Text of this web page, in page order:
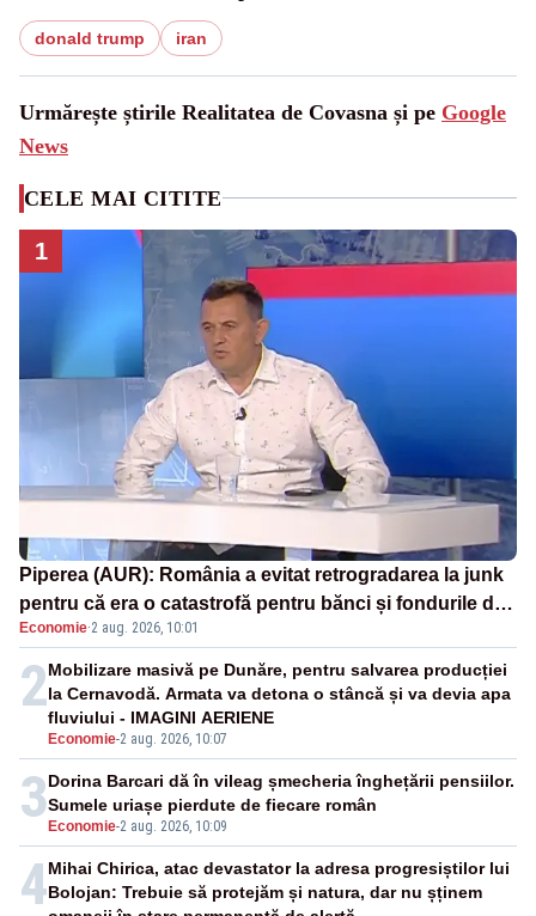
donald trump iran
Urmărește știrile Realitatea de Covasna și pe Google
News
CELE MAI CITITE
1
Piperea (AUR): România a evitat retrogradarea la junk
pentru că era o catastrofă pentru bănci și fondurile de
pensii
Economie·2 aug. 2026, 10:01
2
Economie-2 aug. 2026, 10:07
Mobilizare masivă pe Dunăre, pentru salvarea producției
la Cernavodă. Armata va detona o stâncă și va devia apa
fluviului - IMAGINI AERIENE
3 Economie-2 aug. 2026, 10:09
Dorina Barcari dă în vileag șmecheria înghețării pensiilor.
Sumele uriașe pierdute de fiecare român
4Mihai Chirica, atac devastator la adresa progresiștilor lui
Bolojan: Trebuie să protejăm și natura, dar nu șținem